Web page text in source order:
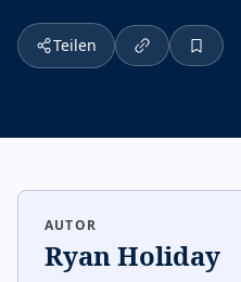
Teilen
AUTOR
Ryan Holiday